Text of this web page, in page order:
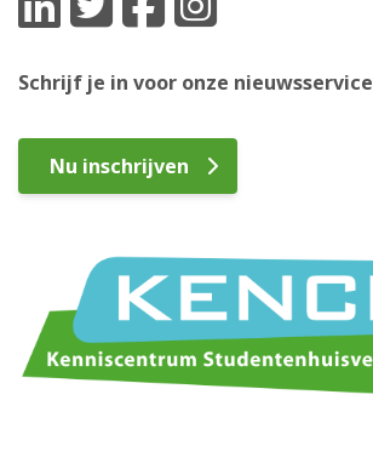
Schrijf je in voor onze nieuwsservice
Nu inschrijven